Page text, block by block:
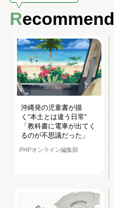
Recommend
沖縄発の児童書が描
く“本土とは違う日常”
「教科書に電車が出てく
るのが不思議だった」
PHPオンライン編集部